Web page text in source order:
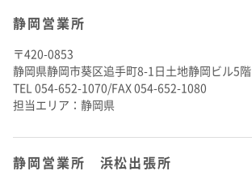
静岡営業所
〒420-0853
静岡県静岡市葵区追手町8-1日土地静岡ビル5階
TEL 054-652-1070/FAX 054-652-1080
担当エリア：静岡県
静岡営業所 浜松出張所